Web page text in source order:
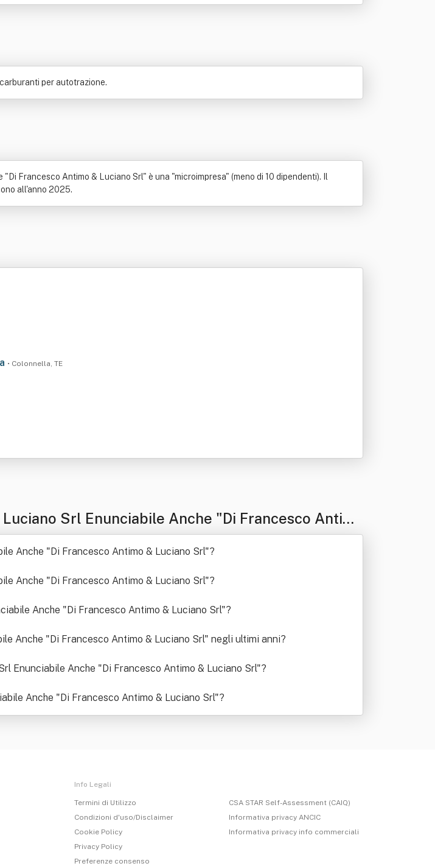
per autotrazione.
Francesco Antimo & Luciano Srl" è una "microimpresa" (meno di 10 dipendenti). Il
all'anno 2025.
• Colonnella, TE
Srl Enunciabile Anche "Di Francesco Antim
Anche "Di Francesco Antimo & Luciano Srl"?
Anche "Di Francesco Antimo & Luciano Srl"?
Anche "Di Francesco Antimo & Luciano Srl"?
Anche "Di Francesco Antimo & Luciano Srl" negli ultimi anni?
Enunciabile Anche "Di Francesco Antimo & Luciano Srl"?
Anche "Di Francesco Antimo & Luciano Srl"?
Info Legali
Termini di Utilizzo
Condizioni d'uso/Disclaimer
Cookie Policy
Privacy Policy
Preferenze consenso
CSA STAR Self-Assessment (CAIQ)
Informativa privacy ANCIC
Informativa privacy info commerciali